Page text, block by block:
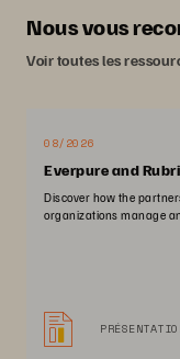
Nous vous
Voir toutes les
08/2026
Everpure and
Discover how the
organizations manage